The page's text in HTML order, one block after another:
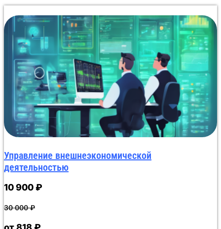
Программа профессиональной переподготовки
рассчитана на 250 академических часов. В курсе
последовательно рассматриваются десять
модулей: государственное регулирование ВЭД,
международные торговые и транспортные
операции, таможенно-тарифное регулирование,
валютный контроль, таможенные процедуры,
страхование внешнеэкономических рисков,
документационное сопровождение, учет и
отчетность. Данный курс признан самым дешевым
среди аналогичных предложений. Итоговая
аттестация — тестирование: до 10 вопросов, без
ограничения времени, с неограниченным
количеством попыток. 99% слушателей
справляются с первого раза. Никаких рефератов,
дипломных работ или защит проектов. После
запускается автоматическое оформление
Битрикс24, где система формирует документ и
процедура занимает не более 30 минут, что
Управление внешнеэкономической
деятельностью
10 900₽
30 000₽